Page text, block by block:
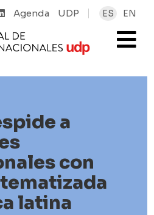
Agenda UDP ES EN
a
con
latina